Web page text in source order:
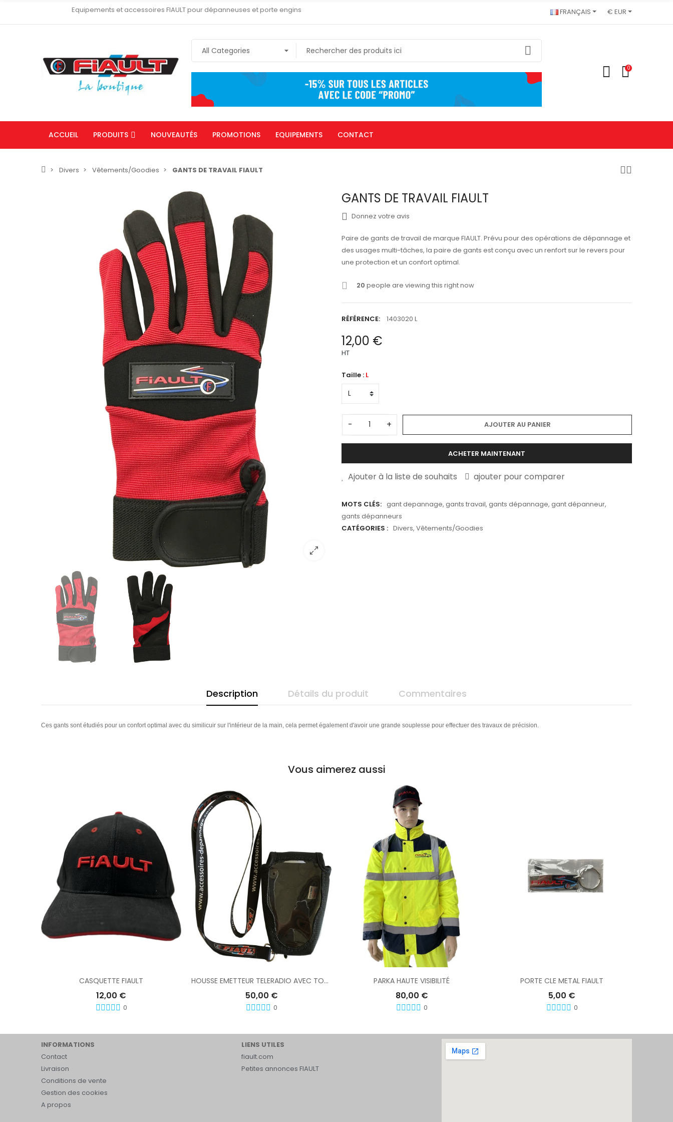
Equipements et accessoires FIAULT pour dépanneuses et porte engins FRANÇAIS € EUR
0
ACCUEIL PRODUITS NOUVEAUTÉS PROMOTIONS EQUIPEMENTS CONTACT
Divers Vêtements/Goodies GANTS DE TRAVAIL FIAULT
GANTS DE TRAVAIL FIAULT
Donnez votre avis
Paire de gants de travail de marque FIAULT. Prévu pour des opérations de dépannage et
des usages multi-tâches, la paire de gants est conçu avec un renfortsur le revers pour
une protection et un confort optimal.
20 people are viewing this right now
RÉFÉRENCE: 1403020 L
12,00 €
HT
Taille : L
- + AJOUTER AU PANIER
ACHETER MAINTENANT
Ajouter à la liste de souhaits ajouter pour comparer
MOTS CLÉS: gant depannage, gants travail, gants dépannage, gant dépanneur,
gants dépanneurs
CATÉGORIES : Divers, Vêtements/Goodies
Description Détails du produit Commentaires
Ces gants sont étudiés pour un confort optimal avec du similicuir sur l'intérieur de la main, cela permet également d'avoir une grande souplesse pour effectuer des travaux de précision.
Vous aimerez aussi
CASQUETTE FIAULT
12,00 €
0
Ajouter Au Panier
HOUSSE EMETTEUR TELERADIO AVEC TOUR DE COU
50,00 €
0
PARKA HAUTE VISIBILITÉ
80,00 €
0
PORTE CLE METAL FIAULT
5,00 €
0
INFORMATIONS
Contact
Livraison
Conditions de vente
Gestion des cookies
A propos
LIENS UTILES
fiault.com
Petites annonces FIAULT